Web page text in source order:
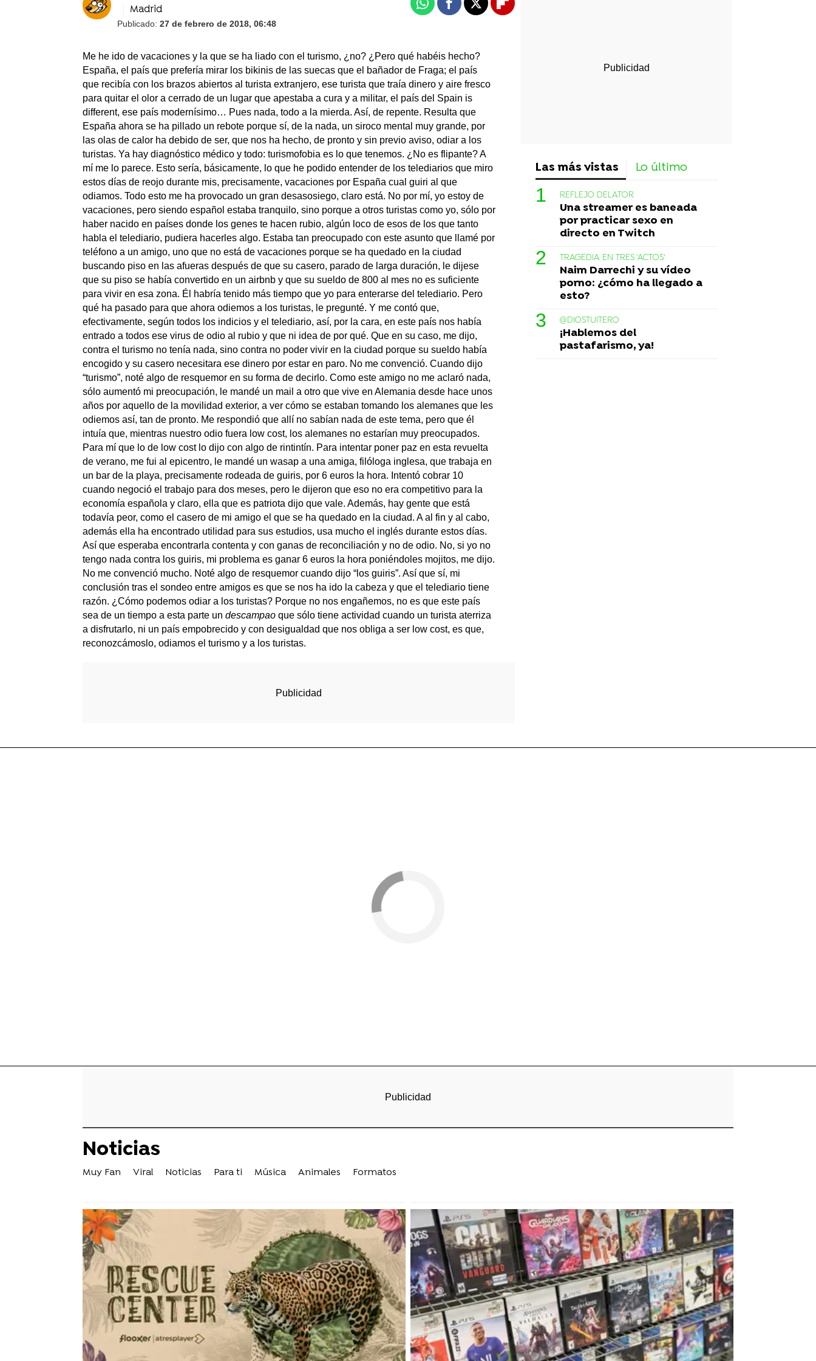
Madrid
Publicado: 27 de febrero de 2018, 06:48
WhatsappFacebook
X Flipboard
Me he ido de vacaciones y la que se ha liado con el turismo, ¿no? ¿Pero qué habéis hecho?
España, el país que prefería mirar los bikinis de las suecas que el bañador de Fraga; el país
que recibía con los brazos abiertos al turista extranjero, ese turista que traía dinero y aire fresco
para quitar el olor a cerrado de un lugar que apestaba a cura y a militar, el país del Spain is
different, ese país modernísimo… Pues nada, todo a la mierda. Así, de repente. Resulta que
España ahora se ha pillado un rebote porque sí, de la nada, un siroco mental muy grande, por
las olas de calor ha debido de ser, que nos ha hecho, de pronto y sin previo aviso, odiar a los
turistas. Ya hay diagnóstico médico y todo: turismofobia es lo que tenemos. ¿No es flipante? A
mí me lo parece. Esto sería, básicamente, lo que he podido entender de los telediarios que miro
estos días de reojo durante mis, precisamente, vacaciones por España cual guiri al que
odiamos. Todo esto me ha provocado un gran desasosiego, claro está. No por mí, yo estoy de
vacaciones, pero siendo español estaba tranquilo, sino porque a otros turistas como yo, sólo por
haber nacido en países donde los genes te hacen rubio, algún loco de esos de los que tanto
habla el telediario, pudiera hacerles algo. Estaba tan preocupado con este asunto que llamé por
teléfono a un amigo, uno que no está de vacaciones porque se ha quedado en la ciudad
buscando piso en las afueras después de que su casero, parado de larga duración, le dijese
que su piso se había convertido en un airbnb y que su sueldo de 800 al mes no es suficiente
para vivir en esa zona. Él habría tenido más tiempo que yo para enterarse del telediario. Pero
qué ha pasado para que ahora odiemos a los turistas, le pregunté. Y me contó que,
efectivamente, según todos los indicios y el telediario, así, por la cara, en este país nos había
entrado a todos ese virus de odio al rubio y que ni idea de por qué. Que en su caso, me dijo,
contra el turismo no tenía nada, sino contra no poder vivir en la ciudad porque su sueldo había
encogido y su casero necesitara ese dinero por estar en paro. No me convenció. Cuando dijo
“turismo”, noté algo de resquemor en su forma de decirlo. Como este amigo no me aclaró nada,
sólo aumentó mi preocupación, le mandé un mail a otro que vive en Alemania desde hace unos
años por aquello de la movilidad exterior, a ver cómo se estaban tomando los alemanes que les
odiemos así, tan de pronto. Me respondió que allí no sabían nada de este tema, pero que él
intuía que, mientras nuestro odio fuera low cost, los alemanes no estarían muy preocupados.
Para mí que lo de low cost lo dijo con algo de rintintín. Para intentar poner paz en esta revuelta
de verano, me fui al epicentro, le mandé un wasap a una amiga, filóloga inglesa, que trabaja en
un bar de la playa, precisamente rodeada de guiris, por 6 euros la hora. Intentó cobrar 10
cuando negoció el trabajo para dos meses, pero le dijeron que eso no era competitivo para la
economía española y claro, ella que es patriota dijo que vale. Además, hay gente que está
todavía peor, como el casero de mi amigo el que se ha quedado en la ciudad. A al fin y al cabo,
además ella ha encontrado utilidad para sus estudios, usa mucho el inglés durante estos días.
Así que esperaba encontrarla contenta y con ganas de reconciliación y no de odio. No, si yo no
tengo nada contra los guiris, mi problema es ganar 6 euros la hora poniéndoles mojitos, me dijo.
No me convenció mucho. Noté algo de resquemor cuando dijo “los guiris”. Así que sí, mi
conclusión tras el sondeo entre amigos es que se nos ha ido la cabeza y que el telediario tiene
razón. ¿Cómo podemos odiar a los turistas? Porque no nos engañemos, no es que este país
sea de un tiempo a esta parte un descampao que sólo tiene actividad cuando un turista aterriza
a disfrutarlo, ni un país empobrecido y con desigualdad que nos obliga a ser low cost, es que,
reconozcámoslo, odiamos el turismo y a los turistas.
Las más vistas Lo último
REFLEJO DELATOR
Una streamer es baneada
por practicar sexo en
directo en Twitch
TRAGEDIA EN TRES 'ACTOS'
Naim Darrechi y su vídeo
porno: ¿cómo ha llegado a
esto?
@DIOSTUITERO
¡Hablemos del
pastafarismo, ya!
Noticias
Muy Fan Viral Noticias Para ti Música Animales Formatos